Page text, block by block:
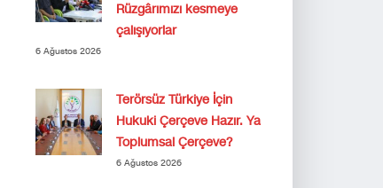
Rüzgârımızı kesmeye
çalışıyorlar
6 Ağustos 2026
Terörsüz Türkiye İçin
Hukuki Çerçeve Hazır. Ya
Toplumsal Çerçeve?
6 Ağustos 2026